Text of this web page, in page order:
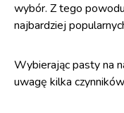
wybór. Z tego
najbardziej
Wybierając pasty na
uwagę kilka